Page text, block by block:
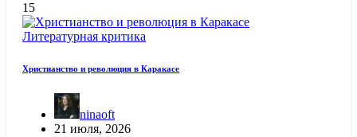
15
Литературная критика
Христианство и революция в Каракасе
ninaoft
21 июля, 2026